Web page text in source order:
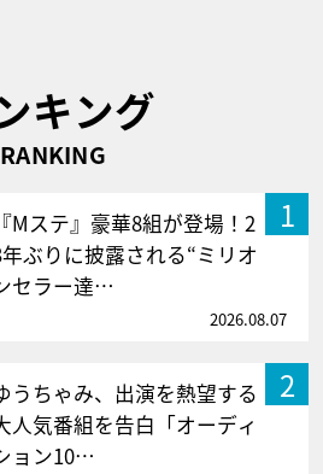
キング
RANKING
1
『Mステ』豪華8組が登場！2
ぶりに披露される“ミリオ
セラー達…
2026.08.07
2
うちゃみ、出演を熱望する
人気番組を告白「オーディ
ョン10…